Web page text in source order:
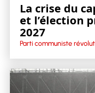
La crise du
et l’élection
2027
Parti communiste